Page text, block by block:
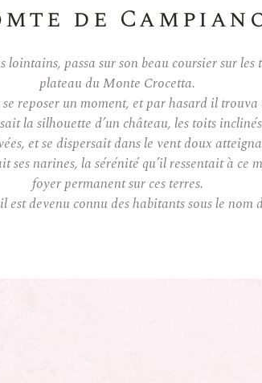
de
lointains, passa sur son beau coursier sur
plateau du Monte Crocetta.
reposer un moment, et par hasard il
la silhouette d’un château, les toits
et se dispersait dans le vent doux
narines, la sérénité qu’il ressentait à ce
foyer permanent sur ces terres.
est devenu connu des habitants sous le